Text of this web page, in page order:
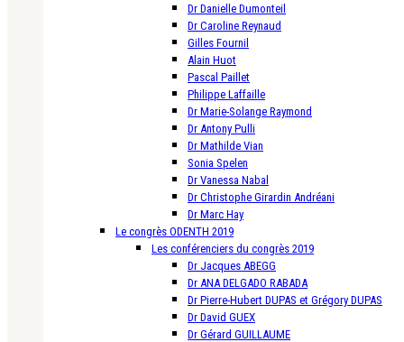
Dr Danielle Dumonteil
Dr Caroline Reynaud
Gilles Fournil
Alain Huot
Pascal Paillet
Philippe Laffaille
Dr Marie-Solange Raymond
Dr Antony Pulli
Dr Mathilde Vian
Sonia Spelen
Dr Vanessa Nabal
Dr Christophe Girardin Andréani
Dr Marc Hay
Le congrès ODENTH 2019
Les conférenciers du congrès 2019
Dr Jacques ABEGG
Dr ANA DELGADO RABADA
Dr Pierre-Hubert DUPAS et Grégory DUPAS
Dr David GUEX
Dr Gérard GUILLAUME